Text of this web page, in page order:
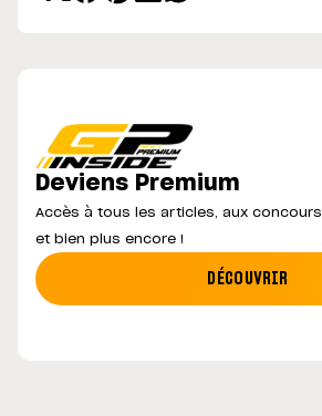
Deviens Premium
Accès à tous les articles, aux concours
et bien plus encore !
DÉCOUVRIR